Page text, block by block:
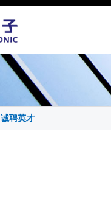
诚聘英才